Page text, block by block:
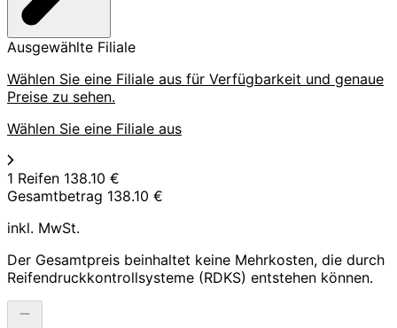
Ausgewählte Filiale
Wählen Sie eine Filiale aus für Verfügbarkeit und genaue
Preise zu sehen.
Wählen Sie eine Filiale aus
1 Reifen 138.10 €
Gesamtbetrag 138.10 €
inkl. MwSt.
Der Gesamtpreis beinhaltet keine Mehrkosten, die durch
Reifendruckkontrollsysteme (RDKS) entstehen können.